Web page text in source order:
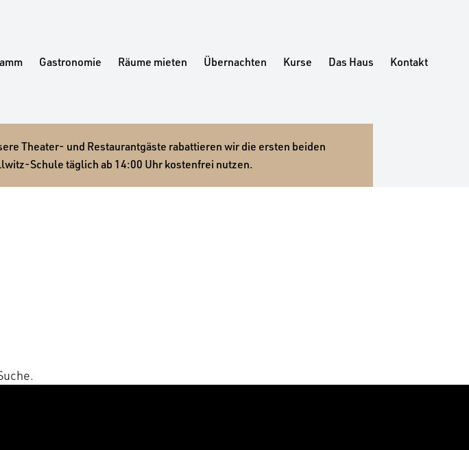
Gastronomie Räume mieten Übernachten Kurse Das Haus Kontakt
Theater- und Restaurantgäste rabattieren wir die ersten beiden
Schule täglich ab 14:00 Uhr kostenfrei nutzen.